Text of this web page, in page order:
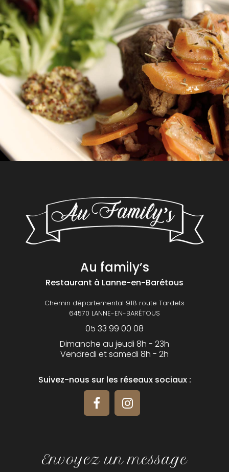
Au family’s
Restaurant à Lanne-en-Barétous
Chemin départemental 918 route Tardets
64570 LANNE-EN-BARÉTOUS
05 33 99 00 08
Dimanche au jeudi 8h - 23h
Vendredi et samedi 8h - 2h
Suivez-nous sur les réseaux sociaux :
Envoyez un message